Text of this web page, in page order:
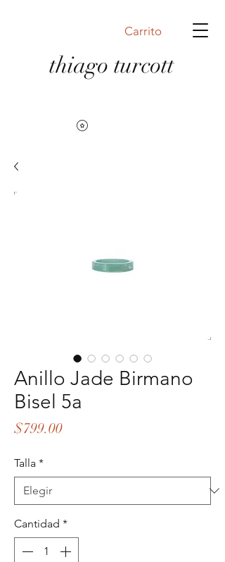
Carrito
thiago turcott
Anillo Jade Birmano
Bisel 5a
$799.00Precio
Talla *
Cantidad *